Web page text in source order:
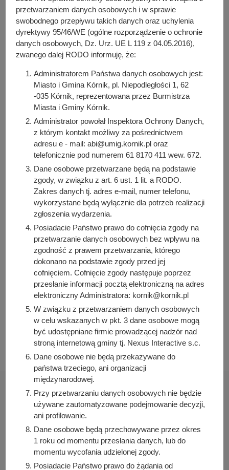
działalności na rzecz osób niepełnosprawnych;
działalności wspomagającej rozwój wspólnot i
społeczności lokalnych; nauki, szkolnictwa wyższego,
edukacji, oświaty i wychowania; wypoczynku dzieci i
młodzieży; kultury, sztuki, ochrony dóbr kultury i
dziedzictwa narodowego; wspierania i upowszechniania
kultury fizycznej; ratownictwa i ochrony ludności; ochrony i
promocji zdrowia; działalności na rzecz osób w wieku
emerytalnym; ekologii i ochrony zwierząt.
Do pobrania
PDF-Zarządzenie nr 168 z dnia 12 grudnia 2024 r..pdf
Osoba odpowiedzialna za treść:
Katarzyna Płaczek
Osoba odpowiedzialna za publikację:
Julia Łabudek
Data wytworzenia:
2024-12-13 14:23:52
Data publikacji:
2024-12-13 14:27:39
Data ostatniej modyfikacji:
2024-12-13 14:27:39
Urząd Miasta i Gminy Kórnik
pl. Niepodległości 1
62-035 Kórnik
przetwarzaniem danych osobowych i w sprawie
swobodnego przepływu takich danych oraz uchylenia
dyrektywy 95/46/WE (ogólne rozporządzenie o ochronie
danych osobowych, Dz. Urz. UE L 119 z 04.05.2016),
zwanego dalej RODO informuję, że:
Administratorem Państwa danych osobowych jest:
Miasto i Gmina Kórnik, pl. Niepodległości 1, 62
-035 Kórnik, reprezentowana przez Burmistrza
Miasta i Gminy Kórnik.
Administrator powołał Inspektora Ochrony Danych,
z którym kontakt możliwy za pośrednictwem
adresu e - mail: abi@umig.kornik.pl oraz
telefonicznie pod numerem 61 8170 411 wew. 672.
Dane osobowe przetwarzane będą na podstawie
zgody, w związku z art. 6 ust. 1 lit. a RODO.
Zakres danych tj. adres e-mail, numer telefonu,
wykorzystane będą wyłącznie dla potrzeb realizacji
zgłoszenia wydarzenia.
Posiadacie Państwo prawo do cofnięcia zgody na
przetwarzanie danych osobowych bez wpływu na
zgodność z prawem przetwarzania, którego
dokonano na podstawie zgody przed jej
cofnięciem. Cofnięcie zgody następuje poprzez
przesłanie informacji pocztą elektroniczną na adres
elektroniczny Administratora: kornik@kornik.pl
W związku z przetwarzaniem danych osobowych
w celu wskazanych w pkt. 3 dane osobowe mogą
być udostępniane firmie prowadzącej nadzór nad
stroną internetową gminy tj. Nexus Interactive s.c.
Dane osobowe nie będą przekazywane do
państwa trzeciego, ani organizacji
międzynarodowej.
Przy przetwarzaniu danych osobowych nie będzie
używane zautomatyzowane podejmowanie decyzji,
ani profilowanie.
Dane osobowe będą przechowywane przez okres
1 roku od momentu przesłania danych, lub do
momentu wycofania udzielonej zgody.
Posiadacie Państwo prawo do żądania od